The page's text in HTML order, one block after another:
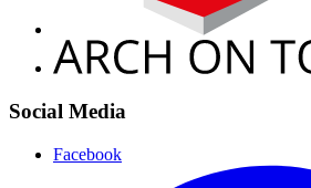
Social Media
Facebook